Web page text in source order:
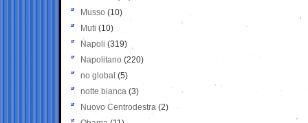
Musso (10)
Muti (10)
Napoli (319)
Napolitano (220)
no global (5)
notte bianca (3)
Nuovo Centrodestra (2)